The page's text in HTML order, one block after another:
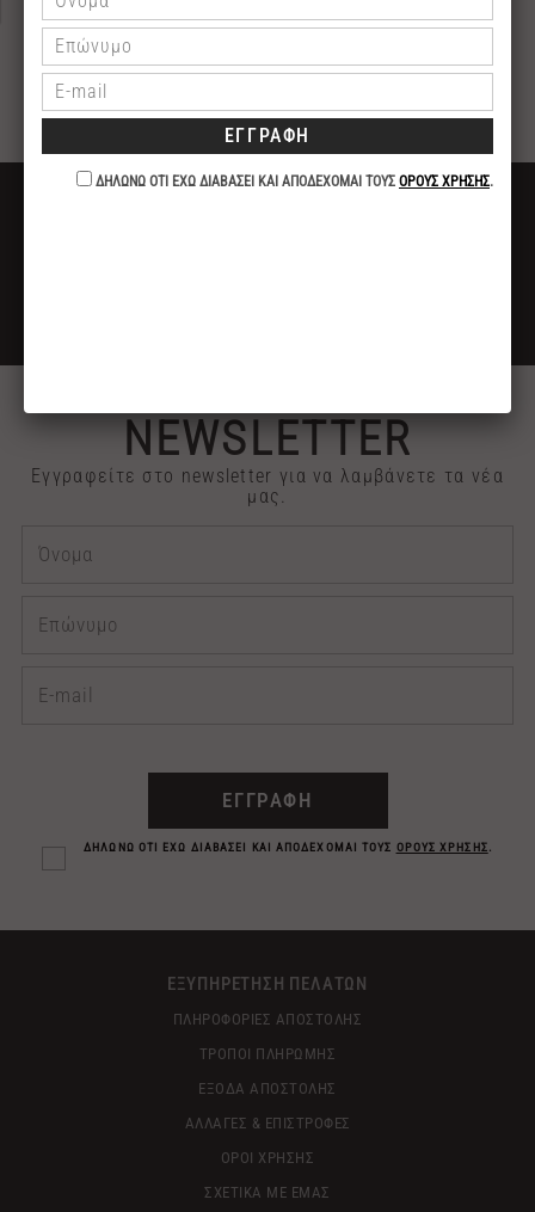
​Αφρόλουτρο250ml
Shower gel με λάδι ελιάς και εκχύλισμα μελιού που
ενυδατώνουν και περιποιούνται την επιδερμίδα.
ΔΩΡΕΑΝ ΜΕΤΑΦΟΡΙΚΑ
NEWSLETTER
Εγγραφείτε στο newsletter για να λαμβάνετε τα νέα
μας.
ΕΓΓΡΑΦΗ
ΔΗΛΩΝΩ ΟΤΙ ΕΧΩ ΔΙΑΒΑΣΕΙ ΚΑΙ ΑΠΟΔΕΧΟΜΑΙ ΤΟΥΣ ΟΡΟΥΣ ΧΡΗΣΗΣ.
ΕΞΥΠΗΡΕΤΗΣΗ ΠΕΛΑΤΩΝ
ΠΛΗΡΟΦΟΡΙΕΣ ΑΠΟΣΤΟΛΗΣ
ΤΡΟΠΟΙ ΠΛΗΡΩΜΗΣ
ΕΞΟΔΑ ΑΠΟΣΤΟΛΗΣ
ΑΛΛΑΓΕΣ & ΕΠΙΣΤΡΟΦΕΣ
ΟΡΟΙ ΧΡΗΣΗΣ
ΣΧΕΤΙΚΑ ΜΕ ΕΜΑΣ